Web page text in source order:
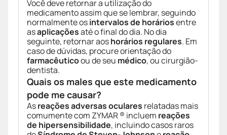
Você deve retornar a utilização do
medicamento assim que se lembrar, seguindo
normalmente osintervalos de horáriosentre
asaplicaçõesaté o final do dia. No dia
seguinte, retornar aoshorários regulares. Em
caso de dúvidas, procure orientação do
farmacêuticoou de seu médico, ou cirurgião-
dentista.
Quais os males que este medicamento
pode me causar?
Asreações adversas oculares relatadas mais
comumente com ZYMAR ® incluem reações
de hipersensibilidade, incluindo casos raros